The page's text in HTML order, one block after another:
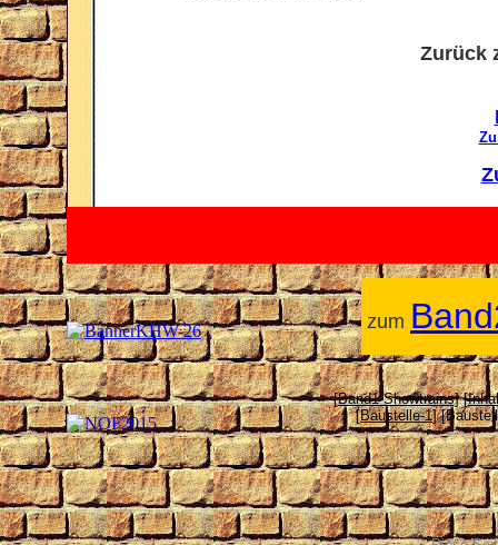
Zurück
zum
[Band1-Showtrains] [
[Baustelle-1]